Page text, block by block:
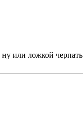
ну или ложкой черпать